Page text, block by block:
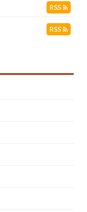
RSS
RSS